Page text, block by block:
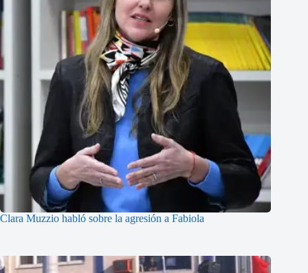
Clara Muzzio habló sobre la agresión a Fabiola